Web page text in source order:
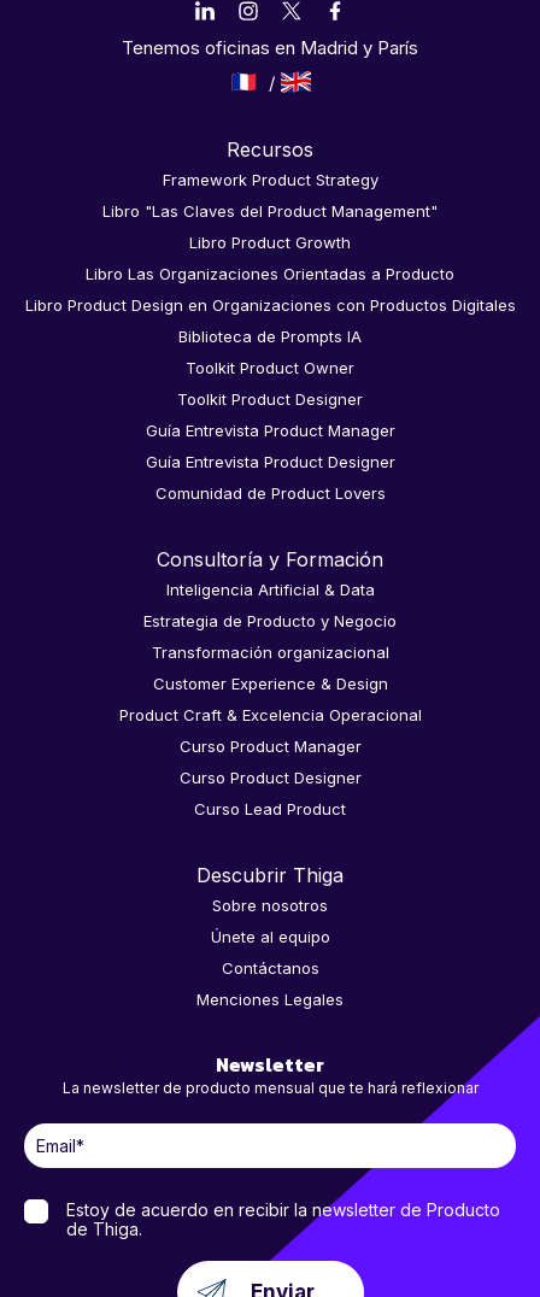
Tenemos oficinas en Madrid y París
Recursos
Framework Product Strategy
Libro "Las Claves del Product Management"
Libro Product Growth
Libro Las Organizaciones Orientadas a Producto
Libro Product Design en Organizaciones con Productos Digitales
Biblioteca de Prompts IA
Toolkit Product Owner
Toolkit Product Designer
Guía Entrevista Product Manager
Guía Entrevista Product Designer
Comunidad de Product Lovers
Consultoría y Formación
Inteligencia Artificial & Data
Estrategia de Producto y Negocio
Transformación organizacional
Customer Experience & Design
Product Craft & Excelencia Operacional
Curso Product Manager
Curso Product Designer
Curso Lead Product
Descubrir Thiga
Sobre nosotros
Únete al equipo
Contáctanos
Menciones Legales
Newsletter
La newsletter de producto mensual que te hará reflexionar
Estoy de acuerdo en recibir la newsletter de Producto
de Thiga.